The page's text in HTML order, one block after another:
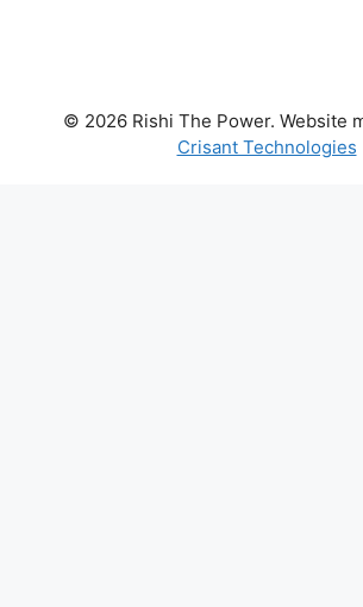
© 2026 Rishi The Power. Website
Crisant Technologies